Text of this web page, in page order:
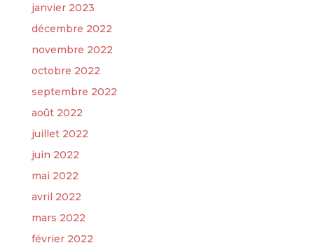
janvier 2023
décembre 2022
novembre 2022
octobre 2022
septembre 2022
août 2022
juillet 2022
juin 2022
mai 2022
avril 2022
mars 2022
février 2022